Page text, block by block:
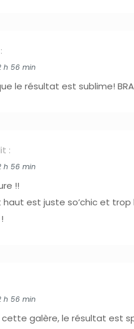
h 56 min
le résultat est sublime!
:
h 56 min
!!
est juste so’chic et trop
h 56 min
galère, le résultat est